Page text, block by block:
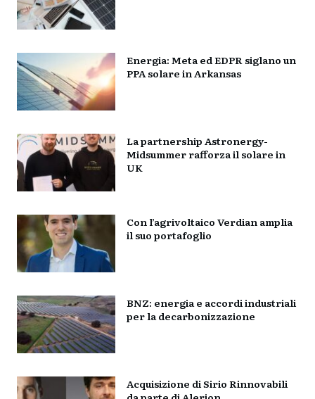
Energia: Meta ed EDPR siglano un
PPA solare in Arkansas
La partnership Astronergy-
Midsummer rafforza il solare in
UK
Con l’agrivoltaico Verdian amplia
il suo portafoglio
BNZ: energia e accordi industriali
per la decarbonizzazione
Acquisizione di Sirio Rinnovabili